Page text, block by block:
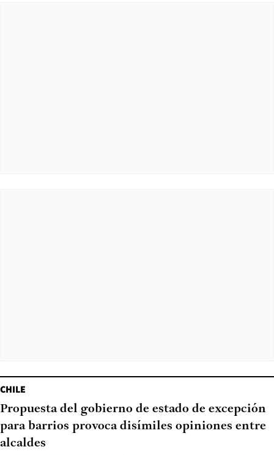
CHILE
Propuesta del gobierno de estado de excepción
para barrios provoca disímiles opiniones entre
alcaldes